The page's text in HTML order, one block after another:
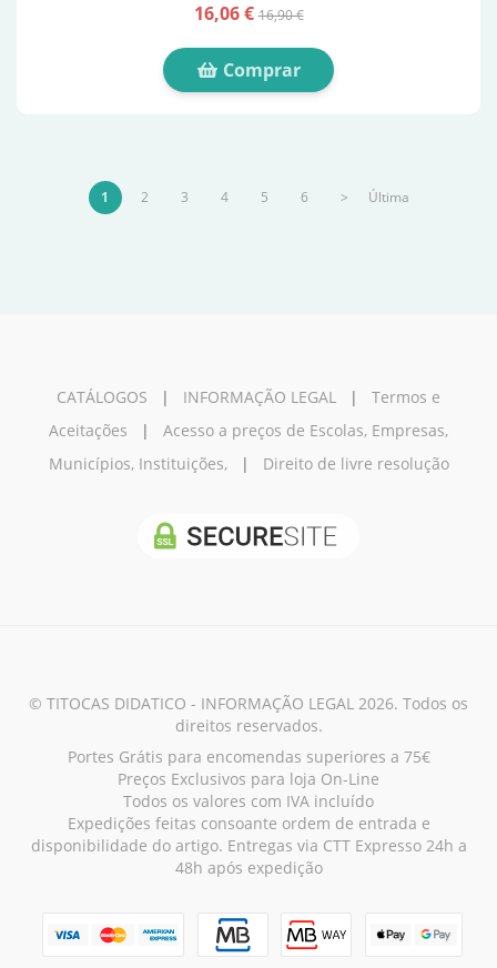
16,06 €16,90 €
Comprar
1 2 3 4 5 6 > Última
CATÁLOGOS | INFORMAÇÃO LEGAL | Termos e
Aceitações | Acesso a preços de Escolas, Empresas,
Municípios, Instituições,| Direito de livre resolução
© TITOCAS DIDATICO - INFORMAÇÃO LEGAL 2026. Todos os
direitos reservados.
Portes Grátis para encomendas superiores a 75€
Preços Exclusivos para loja On-Line
Todos os valores com IVA incluído
Expedições feitas consoante ordem de entrada e
disponibilidade do artigo. Entregas via CTT Expresso 24h a
48h após expedição